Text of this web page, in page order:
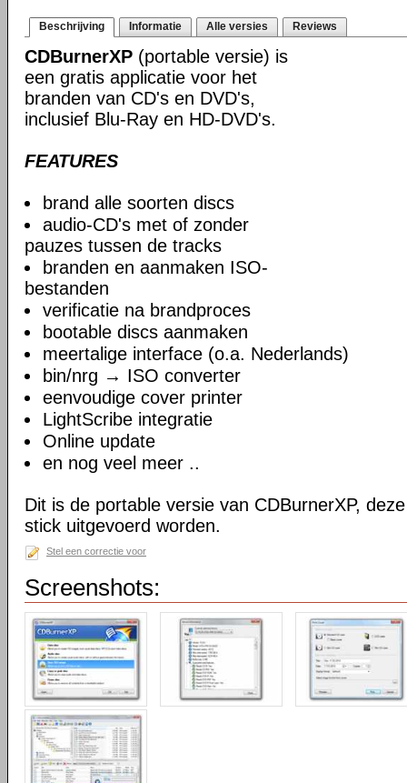
Beschrijving Informatie Alle versies Reviews
CDBurnerXP (portable versie) is
een gratis applicatie voor het
branden van CD's en DVD's,
inclusief Blu-Ray en HD-DVD's.
FEATURES
brand alle soorten discs
audio-CD's met of zonder
pauzes tussen de tracks
branden en aanmaken ISO-
bestanden
verificatie na brandproces
bootable discs aanmaken
meertalige interface (o.a. Nederlands)
bin/nrg → ISO converter
eenvoudige cover printer
LightScribe integratie
Online update
en nog veel meer ..
Dit is de portable versie van CDBurnerXP,
stick uitgevoerd worden.
Stel een correctie voor
Screenshots: